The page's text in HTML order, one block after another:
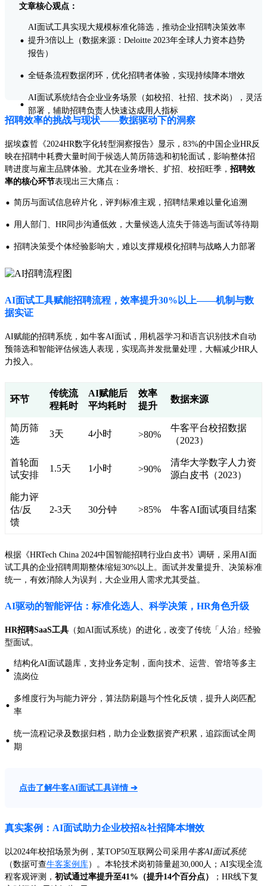
文章核心观点：
·
AI面试工具实现大规模标准化筛选，推动企业招聘决策效率
提升3倍以上（数据来源：Deloitte 2023年全球人力资本趋势
报告）
· 全链条流程数据闭环，优化招聘者体验，实现持续降本增效
· AI面试系统结合企业业务场景（如校招、社招、技术岗），灵活
部署，辅助招聘负责人快速达成用人指标
招聘效率的挑战与现状——数据驱动下的洞察
据埃森哲《2024HR数字化转型洞察报告》显示，83%的中国企业HR反
映在招聘中耗费大量时间于候选人简历筛选和初轮面试，影响整体招
聘进度与雇主品牌体验。尤其在业务增长、扩招、校招旺季， 招聘效
率的核心环节表现出三大痛点：
· 简历与面试信息碎片化，评判标准主观，招聘结果难以量化追溯
· 用人部门、HR同步沟通低效，大量候选人流失于筛选与面试等待期
· 招聘决策受个体经验影响大，难以支撑规模化招聘与战略人力部署
AI面试工具赋能招聘流程，效率提升30%以上——机制与数
据实证
AI赋能的招聘系统，如牛客AI面试，用机器学习和语言识别技术自动
预筛选和智能评估候选人表现，实现高并发批量处理，大幅减少HR人
力投入。
环节
传统流
程耗时
AI赋能后
平均耗时
效率
提升
数据来源
简历筛
选
3天 4小时 >80%
牛客平台校招数据
（2023）
首轮面
试安排
1.5天 1小时 >90%
清华大学数字人力资
源白皮书（2023）
能力评
估/反
馈
2-3天 30分钟 >85% 牛客AI面试项目结案
根据《HRTech China 2024中国智能招聘行业白皮书》调研，采用AI面
试工具的企业招聘周期整体缩短30%以上。面试并发量提升、决策标准
统一，有效消除人为误判，大企业用人需求尤其受益。
AI驱动的智能评估：标准化选人、科学决策，HR角色升级
HR招聘SaaS工具 （如AI面试系统）的进化，改变了传统「人治」经验
型面试。
· 结构化AI面试题库，支持业务定制，面向技术、运营、管培等多主
流岗位
· 多维度行为与能力评分，算法防刷题与个性化反馈，提升人岗匹配
率
· 统一流程记录及数据归档，助力企业数据资产积累，追踪面试全周
期
点击了解牛客AI面试工具详情 ➔
真实案例：AI面试助力企业校招&社招降本增效
以2024年校招场景为例，某TOP50互联网公司采用 牛客AI面试系统
（数据可查牛客案例库）。本轮技术岗初筛量超30,000人；AI实现全流
程客观评测， 初试通过率提升至41%（提升14个百分点）
；HR线下复